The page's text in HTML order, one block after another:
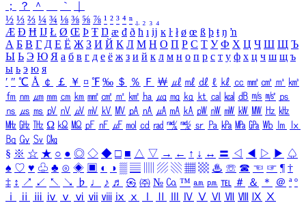
；
？ ＾ ｀
½ ⅓ ⅔ ¼ ¾ ⅛ ⅜ ⅝ ⅞ ¹ ² ³ ⁴ ⁿ ₁ ₂ ₃ ₄
Æ Ð Ħ Ĳ Ł Ø Œ Þ Ŧ Ŋ æ đ ð ħ ı ĳ ĸ ŀ ł ø œ ß þ ŧ ŋ ŉ
А Б В Г Д Е Ё Ж З И Й К Л М Н О П Р С Т У Ф Х Ц Ч Ш Щ Ъ
Ы Ь Э Ю Я а б в г д е ё ж з и й к л м н о п р с т у ф х ц ч ш щ ъ
ы ь э ю я
′ ″ ℃ Å ￠ ￡ ￥ ¤ ℉ ‰ ＄ ％ Ｆ ￦ ㎕ ㎖ ㎗ ℓ ㎘ ㏄ ㎣ ㎤ ㎥ ㎦
㎙ ㎚ ㎛ ㎜ ㎝ ㎞ ㎟ ㎠ ㎡ ㎢ ㏊ ㎍ ㎎ ㎏ ㏏ ㎈ ㎉ ㏈ ㎧ ㎨ ㎰
㎱ ㎲ ㎳ ㎴ ㎵ ㎶ ㎷ ㎸ ㎹ ㎀ ㎁ ㎂ ㎃ ㎄ ㎺ ㎻ ㎽ ㎾ ㎿ ㎐ ㎑
㎒ ㎓ ㎔ Ω ㏀ ㏁ ㎊ ㎋ ㎌ ㏖ ㏅ ㎭ ㎮ ㎯ ㏛ ㎩ ㎪ ㎫ ㎬ ㏝ ㏐
㏓
㏃ ㏉ ㏜ ㏆
§ ※ ☆ ★ ○ ● ◎ ◇ ◆ □ ■ △ ▽ → ← ↑ ↓ ↔ 〓 ◁ ◀ ▷ ▶ ♤
♠ ♡ ♥ ♧ ♣ ⊙ ◈ ▣ ◐ ◑ ▒ ▤ ▨ ▧ ▦ ▩ ♨ ☏ ☎ ☜ ☞ ¶ †
‡ ↕ ↗ ↙ ↖ ↘ ♭ ♩ ♪ ♬ ㉿ ㈜ № ㏇ ™ ㏂ ㏘ ℡ ＃ ＆ ＊ ＠ ª º
ⅰ
ⅱ ⅲ ⅳ ⅴ ⅵ ⅶ ⅷ ⅸ ⅹ Ⅳ Ⅴ Ⅵ Ⅶ Ⅷ Ⅸ Ⅹ